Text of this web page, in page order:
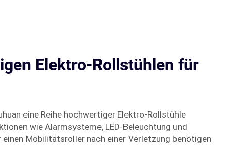
Elektro-Rollstühlen für
eine Reihe hochwertiger Elektro-Rollstühle
wie Alarmsysteme, LED-Beleuchtung und
Mobilitätsroller nach einer Verletzung benötigen